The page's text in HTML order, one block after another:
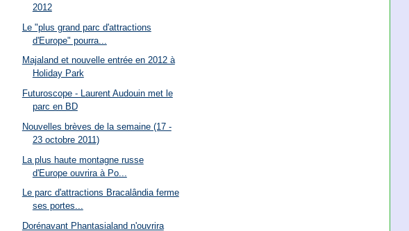
2012
Le "plus grand parc d'attractions
d'Europe" pourra...
Majaland et nouvelle entrée en 2012 à
Holiday Park
Futuroscope - Laurent Audouin met le
parc en BD
Nouvelles brèves de la semaine (17 -
23 octobre 2011)
La plus haute montagne russe
d'Europe ouvrira à Po...
Le parc d'attractions Bracalândia ferme
ses portes...
Dorénavant Phantasialand n'ouvrira